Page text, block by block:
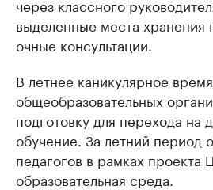
через классного
выделенные места хранения
очные консультации.
В летнее каникулярное
общеобразовательных
подготовку для перехода на
обучение. За летний период
педагогов в рамках проекта
образовательная среда.